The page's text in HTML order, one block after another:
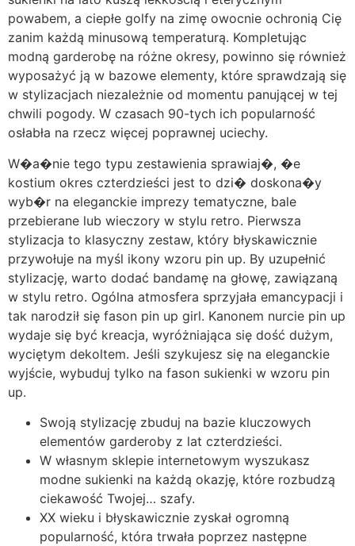
powabem, a ciepłe golfy na zimę owocnie ochronią Cię
zanim każdą minusową temperaturą. Kompletując
modną garderobę na różne okresy, powinno się również
wyposażyć ją w bazowe elementy, które sprawdzają się
w stylizacjach niezależnie od momentu panującej w tej
chwili pogody. W czasach 90-tych ich popularność
osłabła na rzecz więcej poprawnej uciechy.
W�a�nie tego typu zestawienia sprawiaj�, �e
kostium okres czterdzieści jest to dzi� doskona�y
wyb�r na eleganckie imprezy tematyczne, bale
przebierane lub wieczory w stylu retro. Pierwsza
stylizacja to klasyczny zestaw, który błyskawicznie
przywołuje na myśl ikony wzoru pin up. By uzupełnić
stylizację, warto dodać bandamę na głowę, zawiązaną
w stylu retro. Ogólna atmosfera sprzyjała emancypacji i
tak narodził się fason pin up girl. Kanonem nurcie pin up
wydaje się być kreacja, wyróżniająca się dość dużym,
wyciętym dekoltem. Jeśli szykujesz się na eleganckie
wyjście, wybuduj tylko na fason sukienki w wzoru pin
up.
Swoją stylizację zbuduj na bazie kluczowych
elementów garderoby z lat czterdzieści.
W własnym sklepie internetowym wyszukasz
modne sukienki na każdą okazję, które rozbudzą
ciekawość Twojej… szafy.
XX wieku i błyskawicznie zyskał ogromną
popularność, która trwała poprzez następne